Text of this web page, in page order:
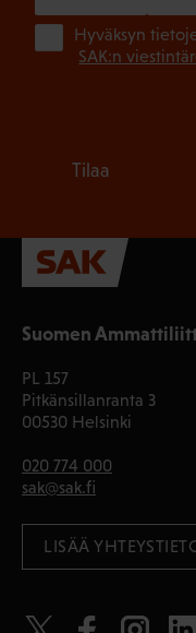
Suomen
PL 157
Pitkänsillanranta 3
00530 Helsinki
020 774 000
sak@sak.fi
LISÄÄ
Hyväksyn
SAK:n
Tilaa